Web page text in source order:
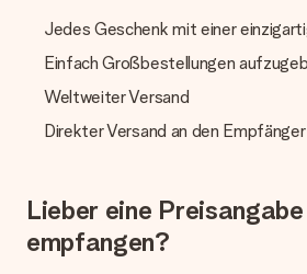
Geschenk empfangen
Was, wenn das Geschenk meine
erfüllt?
Sollte das Geschenk wider Erwarten
erfüllen, bitten wir dich, unseren
Wird die Rechnung mit der
Alle Lieferungen erfolgen ohne
Lieferschein. Die Rechnung zu deiner
Jedes Geschenk mit einer
Einfach Großbestellungen
Weltweiter Versand
Direkter Versand an den Empfänger
Lieber eine
empfangen?